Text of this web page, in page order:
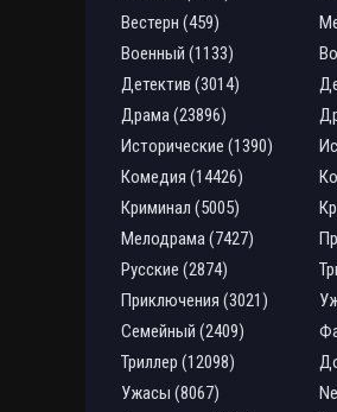
Вестерн (459)
Военный (1133)
Детектив (3014)
Драма (23896)
Исторические (1390)
Комедия (14426)
Криминал (5005)
Мелодрама (7427)
Русские (2874)
Приключения (3021)
Семейный (2409)
Триллер (12098)
Ужасы (8067)